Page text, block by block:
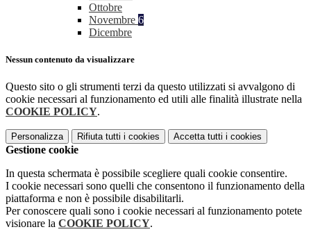
Ottobre
Novembre 6
Dicembre
Nessun contenuto da visualizzare
Questo sito o gli strumenti terzi da questo utilizzati si avvalgono di
cookie necessari al funzionamento ed utili alle finalità illustrate nella
COOKIE POLICY.
Personalizza Rifiuta tutti i cookies Accetta tutti i cookies
Gestione cookie
In questa schermata è possibile scegliere quali cookie consentire.
I cookie necessari sono quelli che consentono il funzionamento della
piattaforma e non è possibile disabilitarli.
Per conoscere quali sono i cookie necessari al funzionamento potete
visionare la COOKIE POLICY.